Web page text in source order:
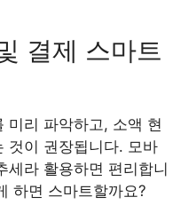
결제 스마트
미리 파악하고, 소액 현
것이 권장됩니다. 모바
세라 활용하면 편리합니
하면 스마트할까요?